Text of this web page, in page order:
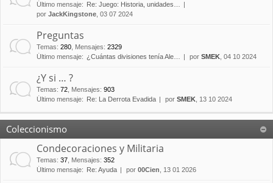
Último mensaje:
Re: Juego: Historia, unidades…
por JackKingstone , 03 07 2024
Preguntas
Temas: 280 Mensajes: 2329
Último mensaje: ¿Cuántas divisiones tenía Ale… por SMEK , 04 10 2024
¿Y si … ?
Temas: 72 Mensajes: 903
Último mensaje:
Re: La Derrota Evadida por SMEK , 13 10 2024
Coleccionismo
Condecoraciones y Militaria
Temas: 37 Mensajes: 352
Último mensaje:
Re: Ayuda por 00Cien , 13 01 2026